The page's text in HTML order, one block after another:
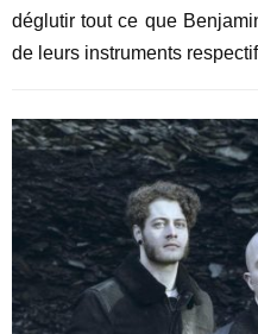
déglutir tout ce que
de leurs instruments